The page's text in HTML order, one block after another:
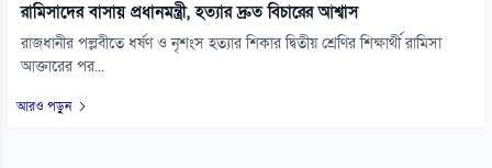
রামিসাদের বাসায় প্রধানমন্ত্রী, হত্যার দ্রুত বিচারের আশ্বাস
রাজধানীর পল্লবীতে ধর্ষণ ও নৃশংস হত্যার শিকার দ্বিতীয় শ্রেণির শিক্ষার্থী রামিসা
আক্তারের পর...
আরও পড়ুন